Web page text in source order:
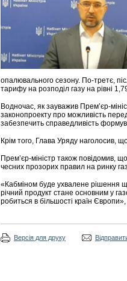
опалювального сезону. По-третє,
тарифу на розподіл газу на рівні
Водночас, як зауважив Прем’єр-
законопроекту про можливість
забезпечить справедливість
Крім того, Глава Уряду наголосив,
Прем’єр-міністр також повідомив,
чесних прозорих правил на ринку
«Кабміном буде ухвалене рішення
річний продукт стане основним у
робиться в більшості країн
Версія для друку